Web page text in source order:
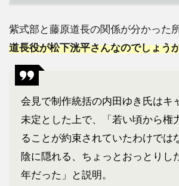
紫式部と藤原道長の関係が分かった所
道長役が松下洸平さんなのでしょう
会見で制作統括の内田ゆき氏はキ
未定とした上で、「若い頃から権
ることが約束されていたわけでは
陰に隠れる、ちょっとおっとりし
年だった」と説明。